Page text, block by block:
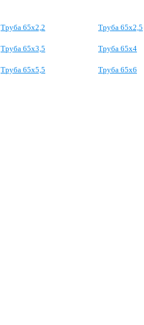
Труба 65x2,2 Труба 65x2,5
Труба 65x3,5 Труба 65x4
Труба 65x5,5 Труба 65x6